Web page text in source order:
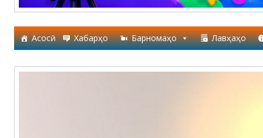
Асосӣ Хабарҳо Барномаҳо Лавҳаҳо